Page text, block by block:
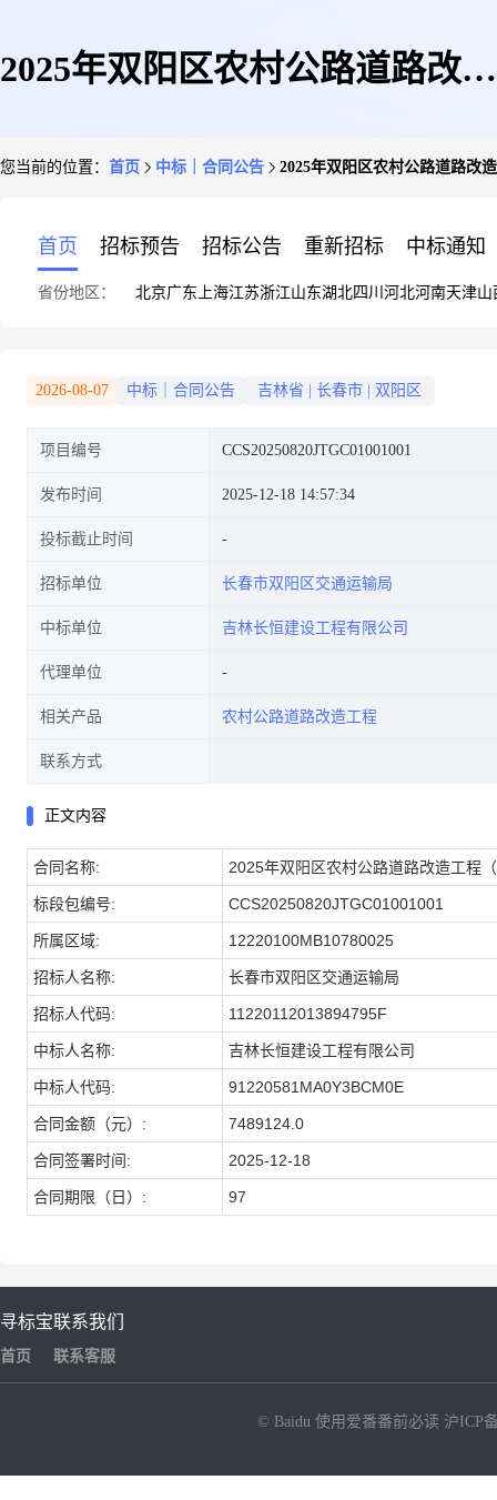
2025年双阳区农村公路道路改造
您当前的位置： 首页 中标｜合同公告 2025年双阳区农村公路道路改
首页 招标预告 招标公告 重新招标 中标通知
省份地区： 北京广东 上海江苏浙江山东湖北四川 河北河南天津山
2026-08-07 中标｜合同公告 吉林省 长春市 双阳区
项目编号 CCS20250820JTGC01001001
发布时间 2025-12-18 14:57:34
投标截止时间
招标单位 长春市双阳区交通运输局
中标单位 吉林长恒建设工程有限公司
代理单位
相关产品 农村公路道路改造工程
联系方式
正文内容
合同名称: 2025年双阳区农村公路道路改造工程
标段包编号: CCS20250820JTGC01001001
所属区域: 12220100MB10780025
招标人名称: 长春市双阳区交通运输局
招标人代码: 11220112013894795F
中标人名称: 吉林长恒建设工程有限公司
中标人代码: 91220581MA0Y3BCM0E
合同金额（元）: 7489124.0
合同签署时间: 2025-12-18
合同期限（日）: 97
寻标宝
首页
联系我们
联系客服
© Baidu 使用爱番番前必读 沪ICP